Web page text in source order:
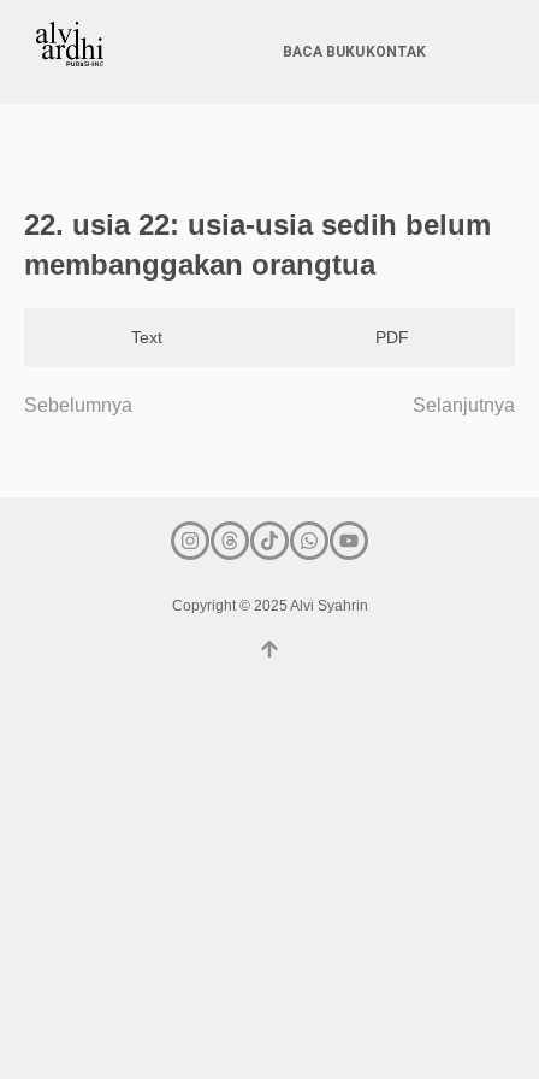
BACA BUKU KONTAK
22.⁠ ⁠⁠usia 22: usia-usia sedih belum
membanggakan orangtua
Text PDF
Sebelumnya Selanjutnya
Copyright © 2025 Alvi Syahrin